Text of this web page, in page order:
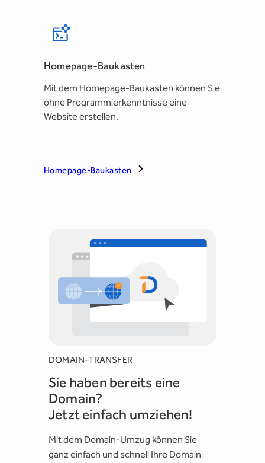
Homepage-Baukasten
Mit dem Homepage-Baukasten können Sie
ohne Programmierkenntnisse eine
Website erstellen.
Homepage-Baukasten
DOMAIN-TRANSFER
Sie haben bereits eine
Domain?
Jetzt einfach umziehen!
Mit dem Domain-Umzug können Sie
ganz einfach und schnell Ihre Domain